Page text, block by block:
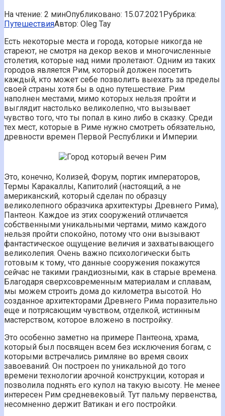
На чтение: 2 минОпубликовано: 15.07.2021Рубрика:
ПутешествияАвтор: Oleg Tay
Есть некоторые места и города, которые никогда не
стареют, не смотря на декор веков и многочисленные
столетия, которые над ними пролетают. Одним из таких
городов является Рим, который должен посетить
каждый, кто может себе позволить выехать за пределы
своей страны хотя бы в одно путешествие. Рим
наполнен местами, мимо которых нельзя пройти и
выглядит настолько великолепно, что вызывает
чувство того, что ты попал в кино либо в сказку. Среди
тех мест, которые в Риме нужно смотреть обязательно,
древности времен Первой Республики и Империи.
Это, конечно, Колизей, Форум, портик императоров,
Термы Каракаллы, Капитолий (настоящий, а не
американский, который сделан по образцу
великолепного образчика архитектуры Древнего Рима),
Пантеон. Каждое из этих сооружений отличается
собственными уникальными чертами, мимо каждого
нельзя пройти спокойно, потому что они вызывают
фантастическое ощущение величия и захватывающего
великолепия. Очень важно психологически быть
готовым к тому, что данные сооружения покажутся
сейчас не такими грандиозными, как в старые времена.
Благодаря сверхсовременным материалам и сплавам,
мы можем строить дома до километра высотой. Но
созданное архитекторами Древнего Рима поразительно
еще и потрясающим чувством, отделкой, истинным
мастерством, которое вложено в постройку.
Это особенно заметно на примере Пантеона, храма,
который был посвящен всем без исключения богам, с
которыми встречались римляне во время своих
завоеваний. Он построен по уникальной до того
времени технологии арочной конструкции, которая и
позволила поднять его купол на такую высоту. Не менее
интересен Рим средневековый. Тут пальму первенства,
несомненно держит Ватикан и его постройки.